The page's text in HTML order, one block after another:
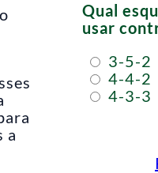
a
Qual
usar
3-5-2
4-4-2
4-3-3